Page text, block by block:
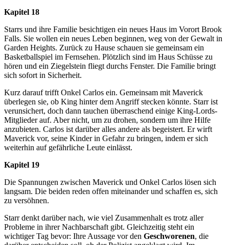
Kapitel 18
Starrs und ihre Familie besichtigen ein neues Haus im Vorort Brook
Falls. Sie wollen ein neues Leben beginnen, weg von der Gewalt in
Garden Heights. Zurück zu Hause schauen sie gemeinsam ein
Basketballspiel im Fernsehen. Plötzlich sind im Haus Schüsse zu
hören und ein Ziegelstein fliegt durchs Fenster. Die Familie bringt
sich sofort in Sicherheit.
Kurz darauf trifft Onkel Carlos ein. Gemeinsam mit Maverick
überlegen sie, ob King hinter dem Angriff stecken könnte. Starr ist
verunsichert, doch dann tauchen überraschend einige King-Lords-
Mitglieder auf. Aber nicht, um zu drohen, sondern um ihre Hilfe
anzubieten. Carlos ist darüber alles andere als begeistert. Er wirft
Maverick vor, seine Kinder in Gefahr zu bringen, indem er sich
weiterhin auf gefährliche Leute einlässt.
Kapitel 19
Die Spannungen zwischen Maverick und Onkel Carlos lösen sich
langsam. Die beiden reden offen miteinander und schaffen es, sich
zu versöhnen.
Starr denkt darüber nach, wie viel Zusammenhalt es trotz aller
Probleme in ihrer Nachbarschaft gibt. Gleichzeitig steht ein
wichtiger Tag bevor: Ihre Aussage vor den Geschworenen, die